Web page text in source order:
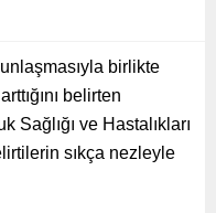
birlikte
belirten
Sağlığı ve Hastalıkları
sıkça nezleyle